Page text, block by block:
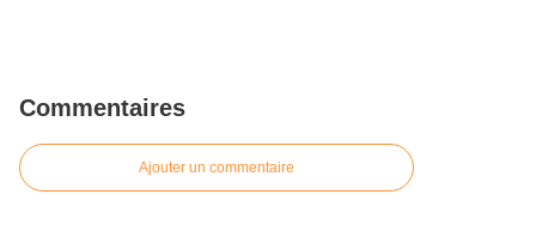
Commentaires
Ajouter un commentaire